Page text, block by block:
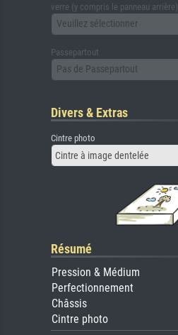
verre (y compris le panneau arrière)
Veuillez sélectionner
Passepartout
Pas de Passepartout
Divers & Extras
Cintre photo
Cintre à image dentelée
Résumé
Pression & Médium
Perfectionnement
Châssis
Cintre photo